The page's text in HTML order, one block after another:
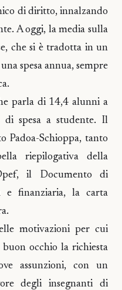
di diritto, innalzando
A oggi, la media sulla
che si è tradotta in un
spesa annua, sempre
parla di 14,4 alunni a
spesa a studente. Il
Padoa-Schioppa, tanto
riepilogativa della
il Documento di
e finanziaria, la carta
motivazioni per cui
buon occhio la richiesta
assunzioni, con un
degli insegnanti di